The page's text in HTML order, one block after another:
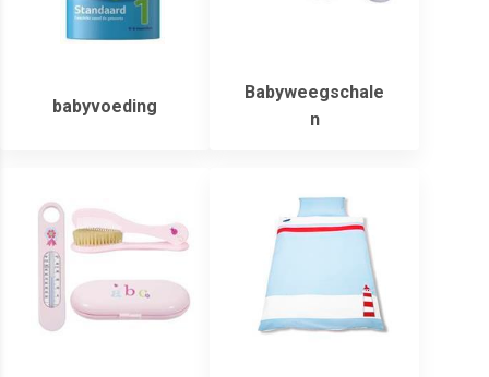
babyvoeding
Babyweegschale
n